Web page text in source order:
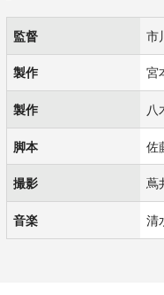
監督 市
製作 宮
製作 八
脚本 佐
撮影 蔦
音楽 清